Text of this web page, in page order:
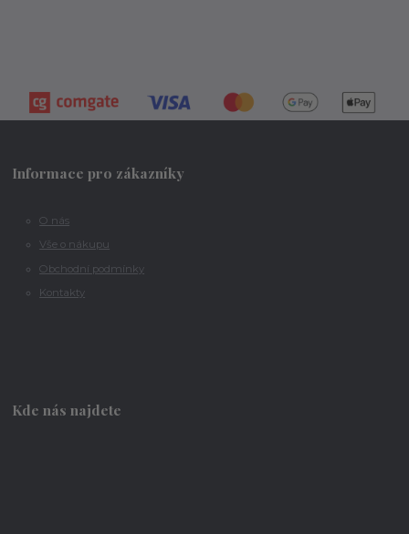
Informace pro zákazníky
O nás
Vše o nákupu
Obchodní podmínky
Kontakty
Kde nás najdete